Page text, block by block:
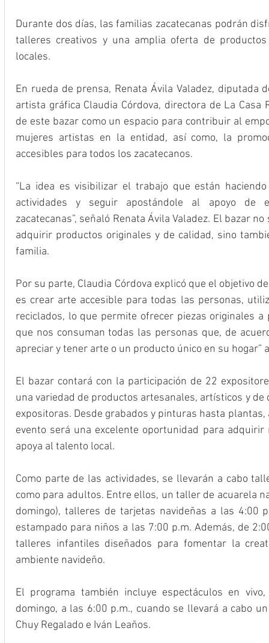
Durante dos días, las familias zacatecanas podrán
talleres creativos y una amplia oferta de
locales.
En rueda de prensa, Renata Ávila Valadez, diputada
artista gráfica Claudia Córdova, directora de La Casa
de este bazar como un espacio para contribuir al
mujeres artistas en la entidad, así como, la
accesibles para todos los zacatecanos.
“La idea es visibilizar el trabajo que están
actividades y seguir apostándole al apoyo de
zacatecanas”, señaló Renata Ávila Valadez. El bazar
adquirir productos originales y de calidad, sino
familia.
Por su parte, Claudia Córdova explicó que el objetivo
es crear arte accesible para todas las personas,
reciclados, lo que permite ofrecer piezas originales a
que nos consuman todas las personas que, de
apreciar y tener arte o un producto único en su hogar”
El bazar contará con la participación de 22
una variedad de productos artesanales, artísticos y de
expositoras. Desde grabados y pinturas hasta
evento será una excelente oportunidad para
apoya al talento local.
Como parte de las actividades, se llevarán a cabo
como para adultos. Entre ellos, un taller de acuarela
domingo), talleres de tarjetas navideñas a las 4:00
estampado para niños a las 7:00 p.m. Además, de
talleres infantiles diseñados para fomentar la
ambiente navideño.
El programa también incluye espectáculos en
domingo, a las 6:00 p.m., cuando se llevará a cabo
Chuy Regalado e Iván Leaños.